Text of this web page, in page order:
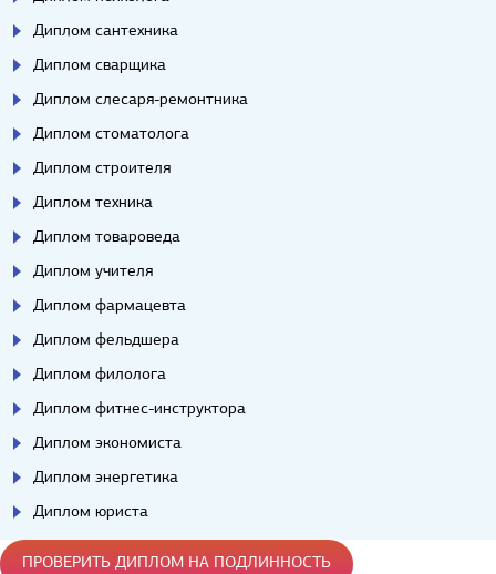
Диплом сантехника
Диплом сварщика
Диплом слесаря-ремонтника
Диплом стоматолога
Диплом строителя
Диплом техника
Диплом товароведа
Диплом учителя
Диплом фармацевта
Диплом фельдшера
Диплом филолога
Диплом фитнес-инструктора
Диплом экономиста
Диплом энергетика
Диплом юриста
ПРОВЕРИТЬ ДИПЛОМ НА ПОДЛИННОСТЬ